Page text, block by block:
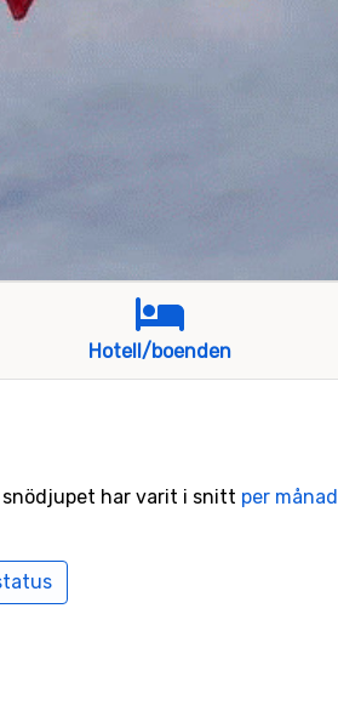
Hotell/boenden
snödjupet har varit i snitt per månad